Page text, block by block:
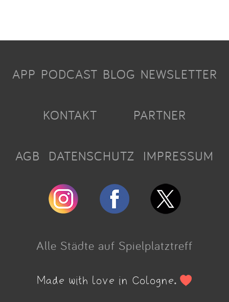
APP PODCAST BLOG NEWSLETTER
KONTAKT PARTNER
AGB DATENSCHUTZ IMPRESSUM
Alle Städte auf Spielplatztreff
Made with love in Cologne.